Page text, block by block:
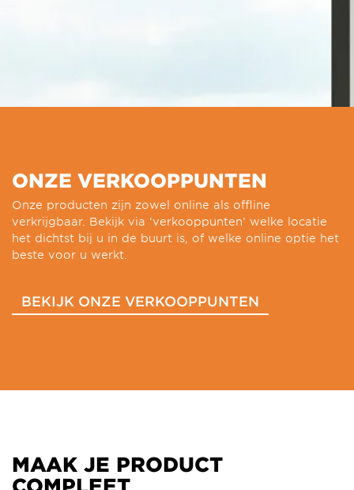
ONZE VERKOOPPUNTEN
Onze producten zijn zowel online als offline
verkrijgbaar. Bekijk via ‘verkooppunten’ welke locatie
het dichtst bij u in de buurt is, of welke online optie het
beste voor u werkt.
BEKIJK ONZE VERKOOPPUNTEN
MAAK JE PRODUCT